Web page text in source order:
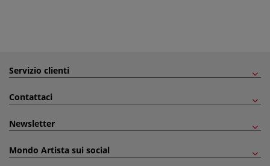
Servizio clienti
Contattaci
Newsletter
Mondo Artista sui social